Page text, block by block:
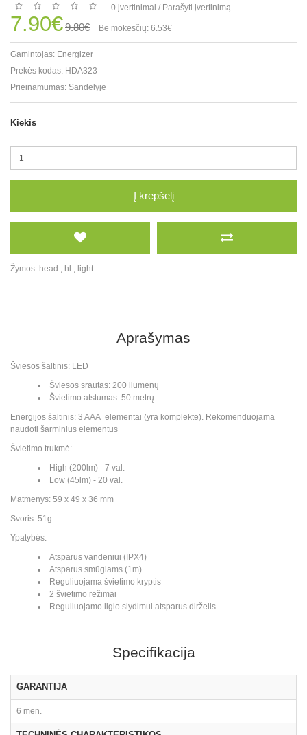
0 įvertinimai / Parašyti įvertinimą
7.90€9.80€ Be mokesčių: 6.53€
Gamintojas: Energizer
Prekės kodas: HDA323
Prieinamumas: Sandėlyje
Kiekis
Į krepšelį
Žymos: head , hl , light
Aprašymas
Šviesos šaltinis: LED
Šviesos srautas: 200 liumenų
Švietimo atstumas: 50 metrų
Energijos šaltinis: 3 AAA elementai (yra komplekte). Rekomenduojama
naudoti šarminius elementus
Švietimo trukmė:
High (200lm) - 7 val.
Low (45lm) - 20 val.
Matmenys: 59 x 49 x 36 mm
Svoris: 51g
Ypatybės:
Atsparus vandeniui (IPX4)
Atsparus smūgiams (1m)
Reguliuojama švietimo kryptis
2 švietimo rėžimai
Reguliuojamo ilgio slydimui atsparus dirželis
Specifikacija
GARANTIJA
6 mėn.